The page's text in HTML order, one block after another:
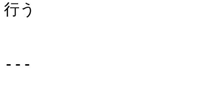
行う
---